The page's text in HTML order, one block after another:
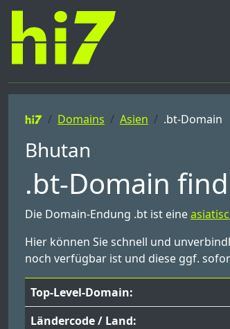
Domains Asien .bt-Domain
Bhutan
.bt-Domain
Die Domain-Endung .bt ist eine
Hier können Sie schnell und
noch verfügbar ist und diese ggf.
Top-Level-Domain:
Ländercode / Land: